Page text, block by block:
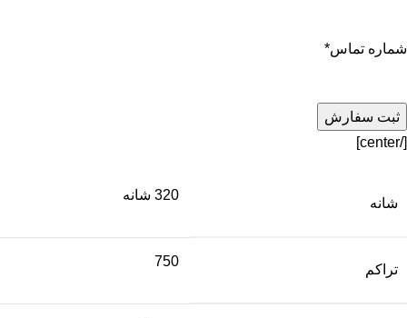
شماره تماس*
[/center]
شانه
320 شانه
تراکم
750